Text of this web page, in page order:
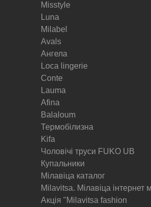
Misstyle
Luna
Milabel
Avals
Ангела
Loca lingerie
Conte
Lauma
Afina
Balaloum
Термобілизна
Kifa
Чоловічі труси FUKO UB
Купальники
Мілавіца каталог
Milavitsa. Мілавіца інтернет
Акція "Milavitsa fashion